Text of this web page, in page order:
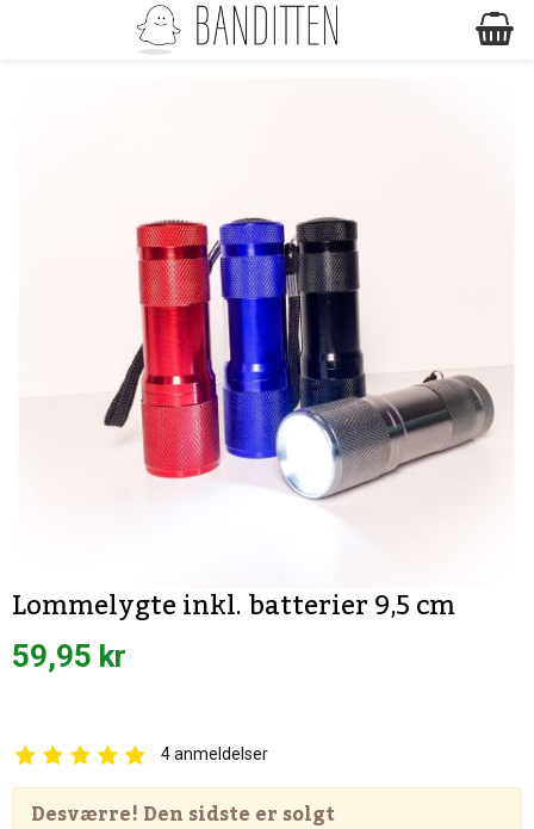
Lommelygte inkl. batterier 9,5 cm
59,95 kr
4anmeldelser
Desværre! Den sidste er solgt